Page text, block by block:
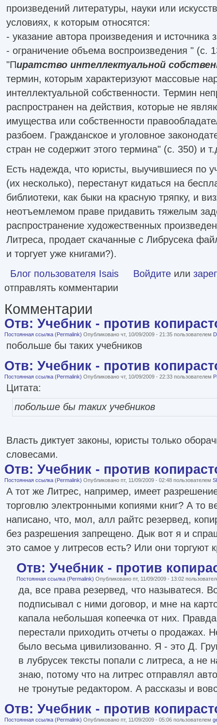
произведений литературы, науки или
условиях, к которым относятся:
- указание автора произведения и источника
- ограничение объема воспроизведения " (с.
"Пиратство интеллектуальной
термин, которым характеризуют массовые
интеллектуальной собственности. Термин
распространен на действия, которые не
имущества или собственности
разбоем. Гражданское и уголовное
стран не содержит этого термина" (с. 350) и
Есть надежда, что юристы, выучившиеся по
(их несколько), перестанут кидаться на
библиотеки, как быки на красную тряпку, и
неотъемлемом праве придавить тяжелым
распространение художественных
Литреса, продает скачанные с Либрусека
и торгует уже книгами?).
Блог пользователя Isais
Войдите или
отправлять комментарии
Комментарии
Отв: Учебник - против
Постоянная ссылка (Permalink) Опубликовано чт, 10/09/2009 - 21:35 пользователем
побольше бы таких учебников
Отв: Учебник - против
Постоянная ссылка (Permalink) Опубликовано чт, 10/09/2009 - 22:33 пользователем
Цитата:
побольше бы таких учебников
Власть диктует законы, юристы только
словесами.
Отв: Учебник - против
Постоянная ссылка (Permalink) Опубликовано пт, 11/09/2009 - 02:48 пользователем
А тот же Литрес, например, имеет
торговлю электронными копиями книг? А то
написано, что, мол, алл райтс резервед,
без разрешения запрещено. Дык вот я и
это самое у литресов есть? Или они торгуют
Отв: Учебник - против
Постоянная ссылка (Permalink) Опубликовано пт, 11/09/2009 - 13:02
да, все права резервед, что называтеся.
подписывал с ними договор, и мне на
капала небольшая копеечка от них.
перестали приходить отчеты о продажах.
было весьма цивилизованно. Я - это Д.
в лубрусек тексты попали с литреса, а не
знаю, потому что на литрес отправлял
не тронутые редактором. А рассказы и
Отв: Учебник - против
Постоянная ссылка (Permalink) Опубликовано пт, 11/09/2009 - 05:06 пользователем